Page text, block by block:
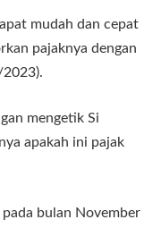
mudah dan cepat
pajaknya dengan
mengetik Si
apakah ini pajak
bulan November